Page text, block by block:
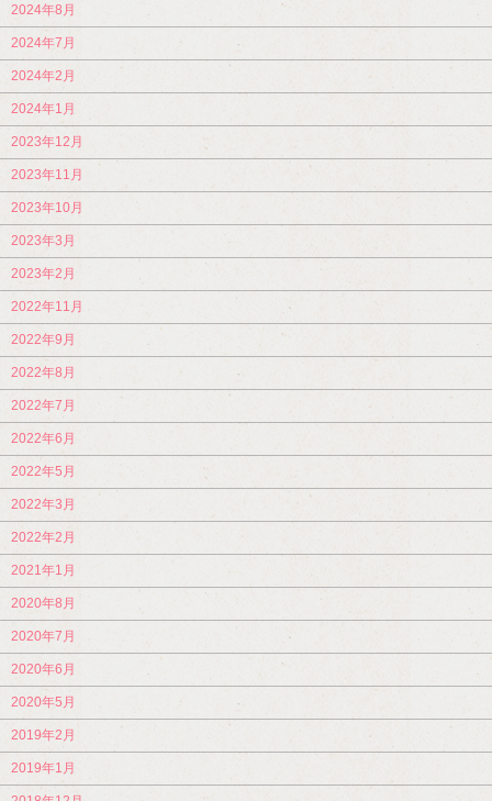
2024年8月
2024年7月
2024年2月
2024年1月
2023年12月
2023年11月
2023年10月
2023年3月
2023年2月
2022年11月
2022年9月
2022年8月
2022年7月
2022年6月
2022年5月
2022年3月
2022年2月
2021年1月
2020年8月
2020年7月
2020年6月
2020年5月
2019年2月
2019年1月